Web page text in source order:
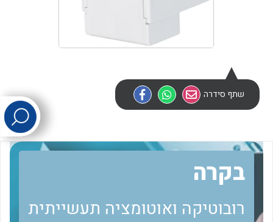
לכל מוצרי היצרן לכל מוצרי היצרן
לכל מוצרי היצרן לכל מוצרי היצרן
שתף סידרה
בקרה
רובוטיקה ואוטומציה תעשייתית